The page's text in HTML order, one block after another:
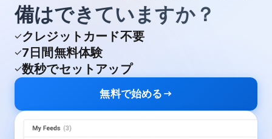
備はできていますか？
クレジットカード不要
7日間無料体験
数秒でセットアップ
無料で始める